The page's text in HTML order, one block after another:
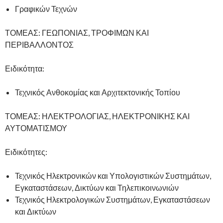
Γραφικών Τεχνών
ΤΟΜΕΑΣ: ΓΕΩΠΟΝΙΑΣ, ΤΡΟΦΙΜΩΝ ΚΑΙ
ΠΕΡΙΒΑΛΛΟΝΤΟΣ
Ειδικότητα:
Τεχνικός Ανθοκομίας και Αρχιτεκτονικής Τοπίου
ΤΟΜΕΑΣ: ΗΛΕΚΤΡΟΛΟΓΙΑΣ, ΗΛΕΚΤΡΟΝΙΚΗΣ ΚΑΙ
ΑΥΤΟΜΑΤΙΣΜΟΥ
Ειδικότητες:
Τεχνικός Ηλεκτρονικών και Υπολογιστικών Συστημάτων,
Εγκαταστάσεων, Δικτύων και Τηλεπικοινωνιών
Τεχνικός Ηλεκτρολογικών Συστημάτων, Εγκαταστάσεων
και Δικτύων